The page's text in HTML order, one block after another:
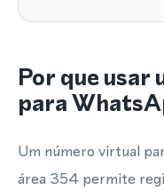
Por que usar
para
Um número virtual
área 354 permite